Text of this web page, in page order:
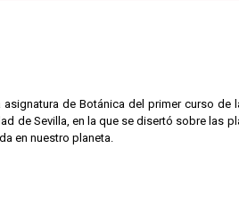
de Botánica del primer curso de
de Sevilla, en la que se disertó sobre las
en nuestro planeta.